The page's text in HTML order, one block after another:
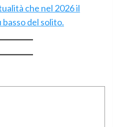
che nel 2026 il
basso del solito.